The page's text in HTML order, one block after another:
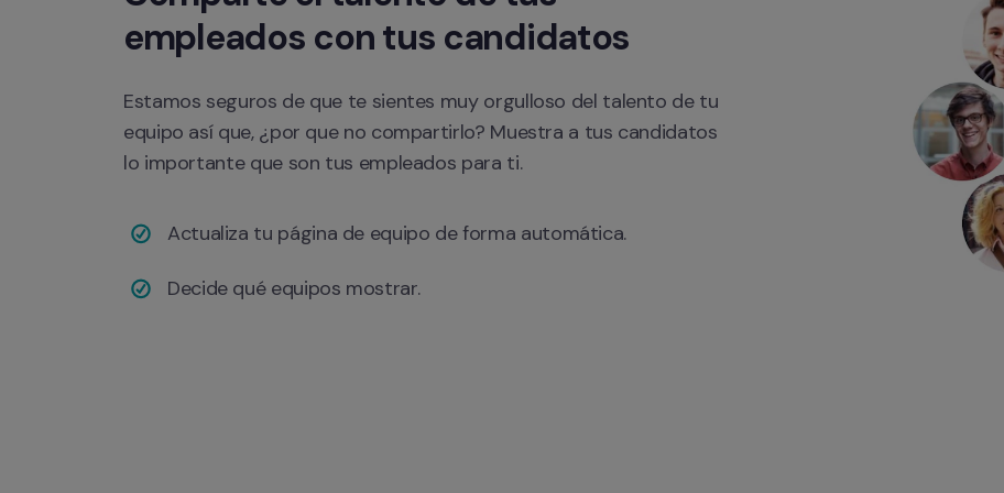
empleados con tus candidatos
Estamos seguros de que te sientes muy orgulloso del talento de tu
equipo así que, ¿por que no compartirlo? Muestra a tus candidatos
lo importante que son tus empleados para ti.
Actualiza tu página de equipo de forma automática.
Decide qué equipos mostrar.